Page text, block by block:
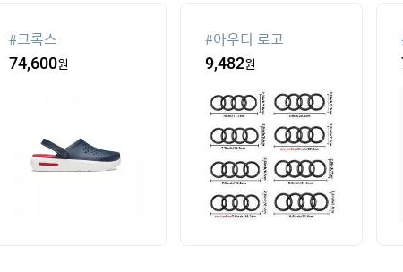
#크록스
74,600원
#아우디 로고
9,482원